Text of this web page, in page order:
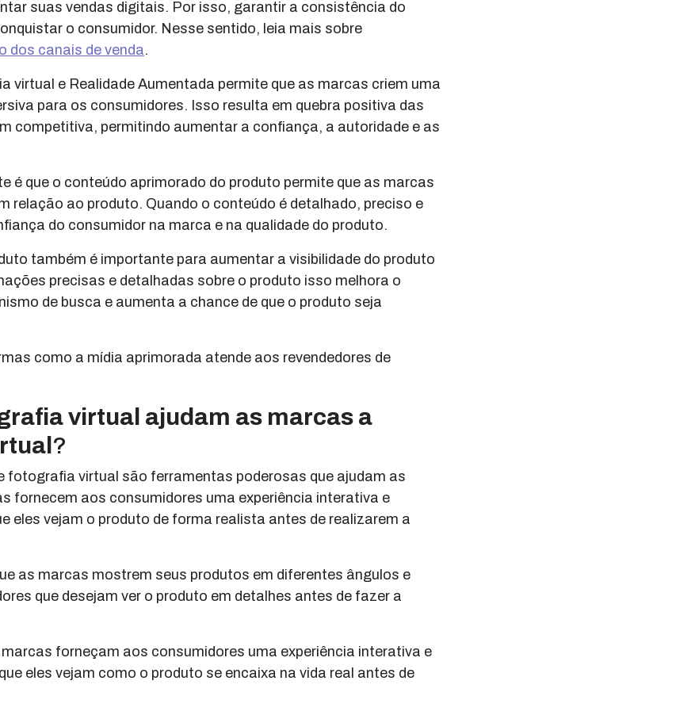
suas vendas digitais. Por isso, garantir a consistência do
o consumidor. Nesse sentido, leia mais sobre
dos canais de venda.
virtual e Realidade Aumentada permite que as marcas criem uma
para os consumidores. Isso resulta em quebra positiva das
competitiva, permitindo aumentar a confiança, a autoridade e as
é que o conteúdo aprimorado do produto permite que as marcas
relação ao produto. Quando o conteúdo é detalhado, preciso e
do consumidor na marca e na qualidade do produto.
também é importante para aumentar a visibilidade do produto
precisas e detalhadas sobre o produto isso melhora o
de busca e aumenta a chance de que o produto seja
como a mídia aprimorada atende aos revendedores de
virtual ajudam as marcas a
?
fotografia virtual são ferramentas poderosas que ajudam as
fornecem aos consumidores uma experiência interativa e
eles vejam o produto de forma realista antes de realizarem a
as marcas mostrem seus produtos em diferentes ângulos e
que desejam ver o produto em detalhes antes de fazer a
forneçam aos consumidores uma experiência interativa e
eles vejam como o produto se encaixa na vida real antes de